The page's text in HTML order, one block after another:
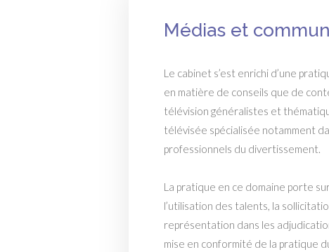
Médias et
Le cabinet s’est enrichi d’une
en matière de conseils que de
télévision généralistes et
télévisée spécialisée notamment
professionnels du divertissement.
La pratique en ce domaine porte
l’utilisation des talents, la
représentation dans les
mise en conformité de la pratique